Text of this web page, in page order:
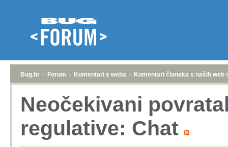
Bug.hr » Forum » Komentari s weba » Komentari članaka s naših web
Neočekivani
regulative: Chat